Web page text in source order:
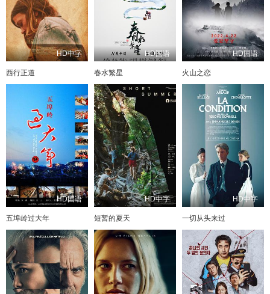
HD中字
西行正道
HD国语
春水繁星
HD国语
火山之恋
HD国语
五埠岭过大年
HD中字
短暂的夏天
HD中字
一切从头来过